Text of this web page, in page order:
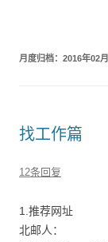
月度归档： 2016年02月
找工作篇
12条回复
1.推荐网址
北邮人：